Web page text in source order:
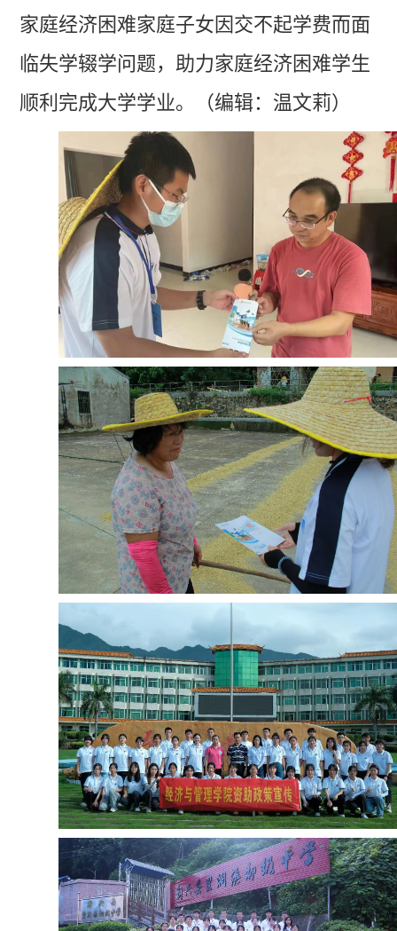
家庭经济困难家庭子女因交不起学费而面
临失学辍学问题，助力家庭经济困难学生
顺利完成大学学业。（编辑：温文莉）